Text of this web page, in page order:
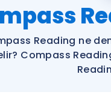
Reading ne
Compass